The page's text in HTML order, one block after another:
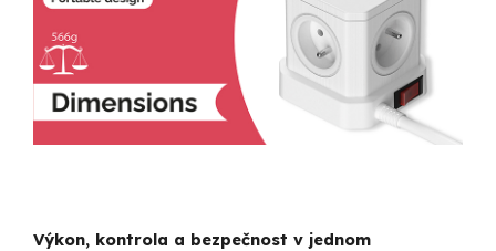
Výkon, kontrola a bezpečnost v jednom